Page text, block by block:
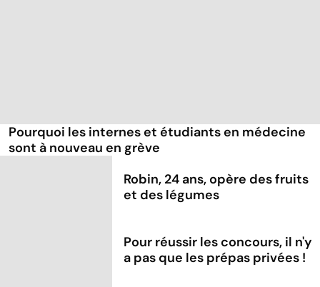
Pourquoi les internes et étudiants en médecine
sont à nouveau en grève
Robin, 24 ans, opère des fruits
et des légumes
Pour réussir les concours, il n'y
a pas que les prépas privées !